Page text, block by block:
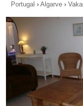
Portugal › Algarve ›